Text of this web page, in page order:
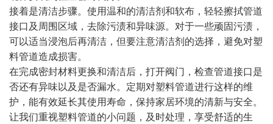
接着是清洁步骤。使用温和的清洁剂和软布，轻轻擦拭管道
接口及周围区域，去除污渍和异味源。对于一些顽固污渍，
可以适当浸泡后再清洁，但要注意清洁剂的选择，避免对塑
料管道造成损害。
在完成密封材料更换和清洁后，打开阀门，检查管道接口是
否还有异味以及是否漏水。定期对塑料管道进行这样的维
护，能有效延长其使用寿命，保持家居环境的清新与安全。
让我们重视塑料管道的小问题，及时处理，享受舒适的生